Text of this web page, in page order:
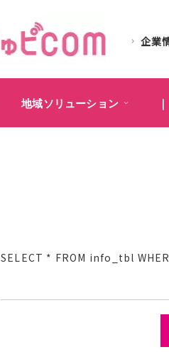
企業
地域ソリューション
SELECT * FROM info_tbl